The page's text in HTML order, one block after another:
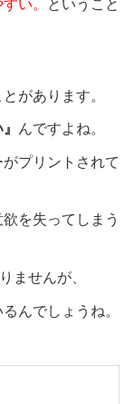
い。
ということ
があります。
んですよね。
プリントされて
を失ってしまう
ませんが、
んでしょうね。